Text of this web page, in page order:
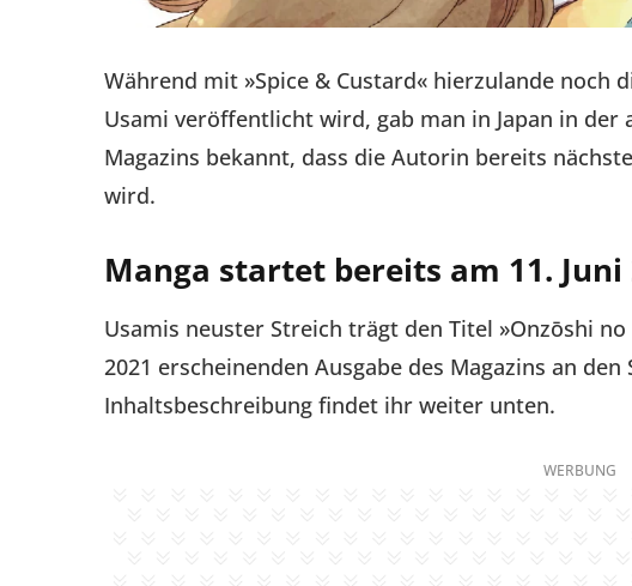
Während mit »Spice & Custard« hierzulande noch
Usami veröffentlicht wird, gab man in Japan in der
Magazins bekannt, dass die Autorin bereits
wird.
Manga startet bereits am 11. Juni
Usamis neuster Streich trägt den Titel »Onzōshi
2021 erscheinenden Ausgabe des Magazins an
Inhaltsbeschreibung findet ihr weiter unten.
WERBUNG